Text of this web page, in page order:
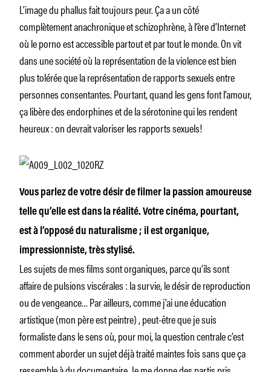
L’image du phallus fait toujours peur. Ça a un côté
complètement anachronique et schizophrène, à l’ère d’Internet
où le porno est accessible partout et par tout le monde. On vit
dans une société où la représentation de la violence est bien
plus tolérée que la représentation de rapports sexuels entre
personnes consentantes. Pourtant, quand les gens font l’amour,
ça libère des endorphines et de la sérotonine qui les rendent
heureux : on devrait valoriser les rapports sexuels!
Vous parlez de votre désir de filmer la passion amoureuse
telle qu’elle est dans la réalité. Votre cinéma, pourtant,
est à l’opposé du naturalisme ; il est organique,
impressionniste, très stylisé.
Les sujets de mes films sont organiques, parce qu’ils sont
affaire de pulsions viscérales : la survie, le désir de reproduction
ou de vengeance… Par ailleurs, comme j’ai une éducation
artistique (mon père est peintre) , peut-être que je suis
formaliste dans le sens où, pour moi, la question centrale c’est
comment aborder un sujet déjà traité maintes fois sans que ça